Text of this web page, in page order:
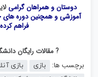
دوستان و همراهان گرامی
آموزشی و همچنین دوره های
فراهم
? مقالات رایگان
برچسب ها:
بازی
بازی